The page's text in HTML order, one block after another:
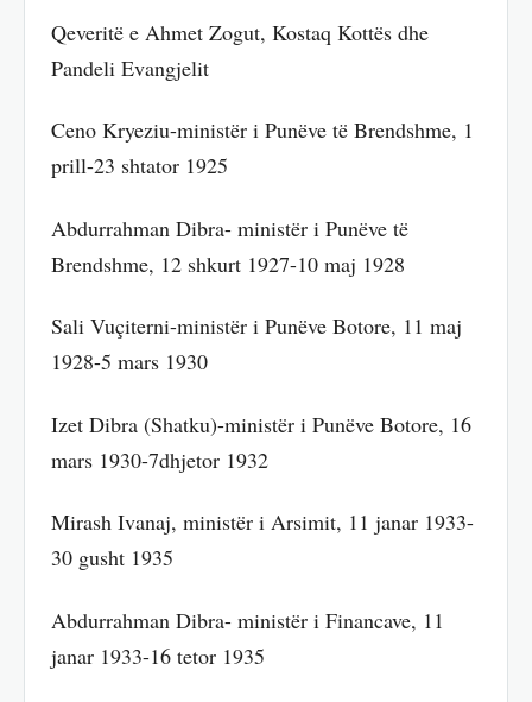
Qeveritë e Ahmet Zogut, Kostaq Kottës dhe
Pandeli Evangjelit
Ceno Kryeziu-ministër i Punëve të Brendshme, 1
prill-23 shtator 1925
Abdurrahman Dibra- ministër i Punëve të
Brendshme, 12 shkurt 1927-10 maj 1928
Sali Vuçiterni-ministër i Punëve Botore, 11 maj
1928-5 mars 1930
Izet Dibra (Shatku)-ministër i Punëve Botore, 16
mars 1930-7dhjetor 1932
Mirash Ivanaj, ministër i Arsimit, 11 janar 1933-
30 gusht 1935
Abdurrahman Dibra- ministër i Financave, 11
janar 1933-16 tetor 1935